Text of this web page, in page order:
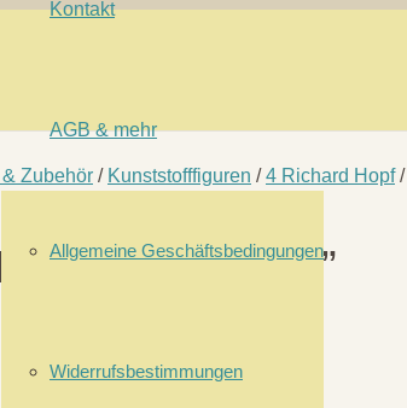
Kontakt
AGB & mehr
Allgemeine Geschäftsbedingungen
Widerrufsbestimmungen
Zubehör / Kunststofffiguren /4 Richard Hopf/
”Jack”